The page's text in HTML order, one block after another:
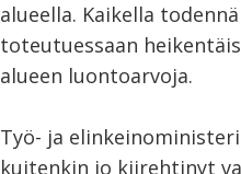
alueella. Kaikella
toteutuessaan
alueen luontoarvoja.
Työ- ja
kuitenkin jo kiirehtinyt